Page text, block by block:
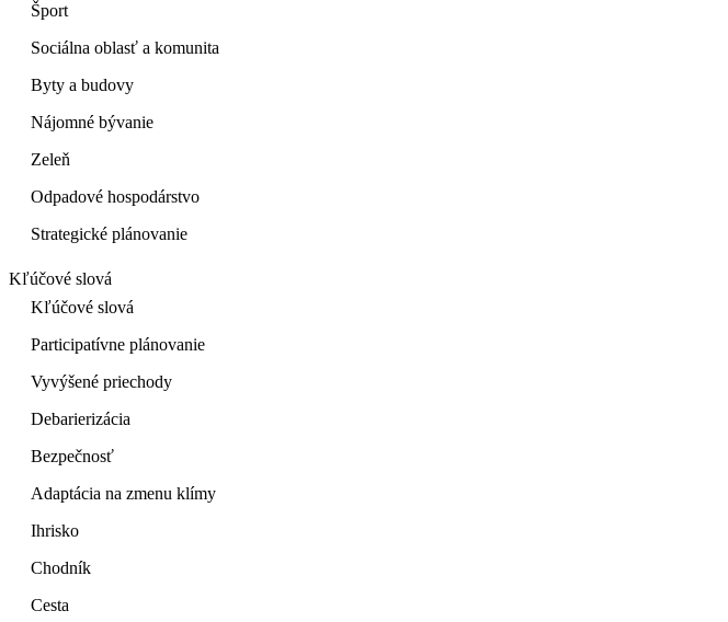
Šport
Sociálna oblasť a komunita
Byty a budovy
Nájomné bývanie
Zeleň
Odpadové hospodárstvo
Strategické plánovanie
Kľúčové slová
Kľúčové slová
Participatívne plánovanie
Vyvýšené priechody
Debarierizácia
Bezpečnosť
Adaptácia na zmenu klímy
Ihrisko
Chodník
Cesta